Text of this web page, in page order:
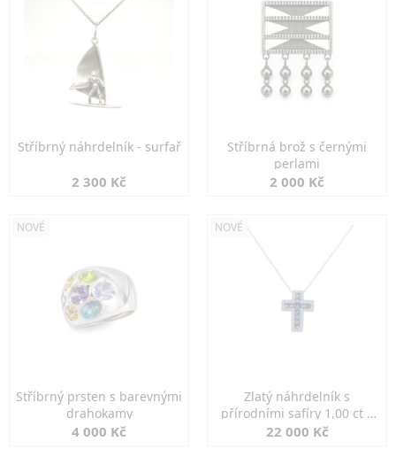
Stříbrný náhrdelník - surfař
2 300 Kč
Stříbrná brož s černými
perlami
2 000 Kč
NOVÉ
Stříbrný prsten s barevnými
drahokamy
4 000 Kč
NOVÉ
Zlatý náhrdelník s
přírodními safíry 1,00 ct a
diamanty
22 000 Kč